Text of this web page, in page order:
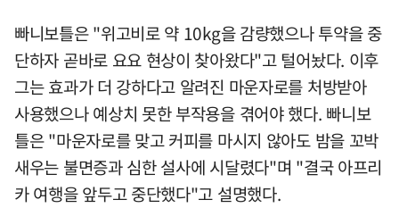
빠니보틀은 "위고비로 약 10kg을 감량했으나 투약을 중
단하자 곧바로 요요 현상이 찾아왔다"고 털어놨다. 이후
그는 효과가 더 강하다고 알려진 마운자로를 처방받아
사용했으나 예상치 못한 부작용을 겪어야 했다. 빠니보
틀은 "마운자로를 맞고 커피를 마시지 않아도 밤을 꼬박
새우는 불면증과 심한 설사에 시달렸다"며 "결국 아프리
카 여행을 앞두고 중단했다"고 설명했다.